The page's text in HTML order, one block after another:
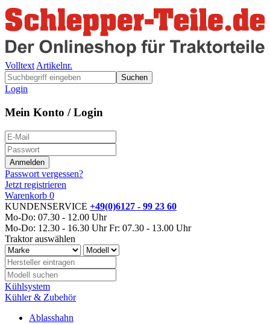
Volltext Artikelnr.
Suchen
Login
Mein Konto / Login
Passwort vergessen?
Jetzt registrieren
Warenkorb 0
KUNDENSERVICE +49(0)6127 - 99 23 60
Mo-Do: 07.30 - 12.00 Uhr
Mo-Do: 12.30 - 16.30 Uhr Fr: 07.30 - 13.00 Uhr
Traktor auswählen
Kühlsystem
Kühler & Zubehör
Ablasshahn